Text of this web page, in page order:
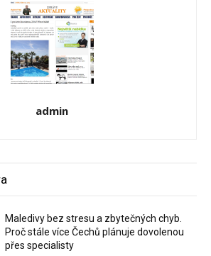
admin
Maledivy bez stresu a zbytečných chyb.
Proč stále více Čechů plánuje dovolenou
přes specialisty